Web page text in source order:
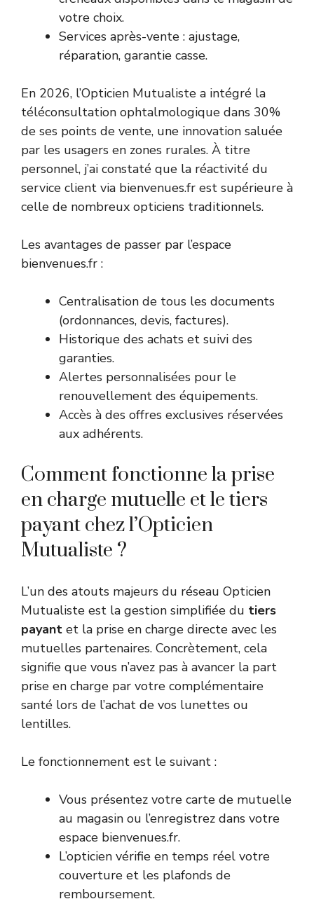
votre choix.
Services après-vente : ajustage,
réparation, garantie casse.
En 2026, l’Opticien Mutualiste a intégré la
téléconsultation ophtalmologique dans 30%
de ses points de vente, une innovation saluée
par les usagers en zones rurales. À titre
personnel, j’ai constaté que la réactivité du
service client via bienvenues.fr est supérieure à
celle de nombreux opticiens traditionnels.
Les avantages de passer par l’espace
bienvenues.fr :
Centralisation de tous les documents
(ordonnances, devis, factures).
Historique des achats et suivi des
garanties.
Alertes personnalisées pour le
renouvellement des équipements.
Accès à des offres exclusives réservées
aux adhérents.
Comment fonctionne la prise
en charge mutuelle et le tiers
payant chez l’Opticien
Mutualiste ?
L’un des atouts majeurs du réseau Opticien
Mutualiste est la gestion simplifiée du tiers
payant et la prise en charge directe avec les
mutuelles partenaires. Concrètement, cela
signifie que vous n’avez pas à avancer la part
prise en charge par votre complémentaire
santé lors de l’achat de vos lunettes ou
lentilles.
Le fonctionnement est le suivant :
Vous présentez votre carte de mutuelle
au magasin ou l’enregistrez dans votre
espace bienvenues.fr.
L’opticien vérifie en temps réel votre
couverture et les plafonds de
remboursement.